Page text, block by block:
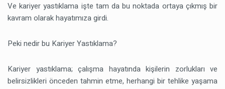
Ve kariyer yastıklama işte tam da bu noktada ortaya çıkmış bir
kavram olarak hayatımıza girdi.
Peki nedir bu Kariyer Yastıklama?
Kariyer yastıklama; çalışma hayatında kişilerin zorlukları ve
belirsizlikleri önceden tahmin etme, herhangi bir tehlike yaşama